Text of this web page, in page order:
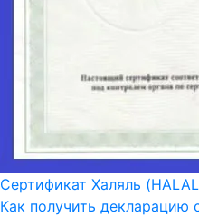
Сертификат Халяль
Как получить декларацию